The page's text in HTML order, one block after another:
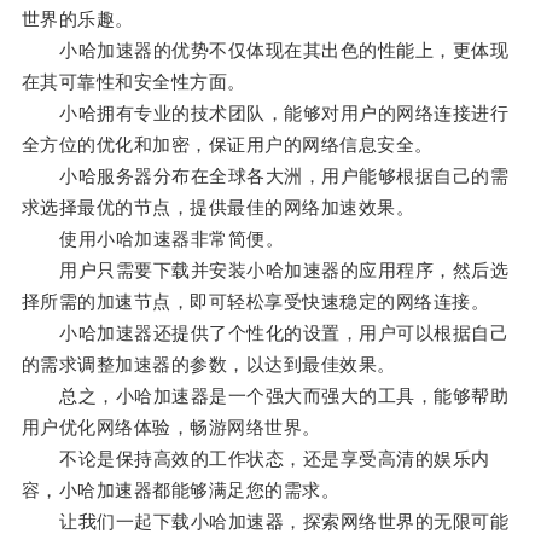
世界的乐趣。
小哈加速器的优势不仅体现在其出色的性能上，更体现
在其可靠性和安全性方面。
小哈拥有专业的技术团队，能够对用户的网络连接进行
全方位的优化和加密，保证用户的网络信息安全。
小哈服务器分布在全球各大洲，用户能够根据自己的需
求选择最优的节点，提供最佳的网络加速效果。
使用小哈加速器非常简便。
用户只需要下载并安装小哈加速器的应用程序，然后选
择所需的加速节点，即可轻松享受快速稳定的网络连接。
小哈加速器还提供了个性化的设置，用户可以根据自己
的需求调整加速器的参数，以达到最佳效果。
总之，小哈加速器是一个强大而强大的工具，能够帮助
用户优化网络体验，畅游网络世界。
不论是保持高效的工作状态，还是享受高清的娱乐内
容，小哈加速器都能够满足您的需求。
让我们一起下载小哈加速器，探索网络世界的无限可能